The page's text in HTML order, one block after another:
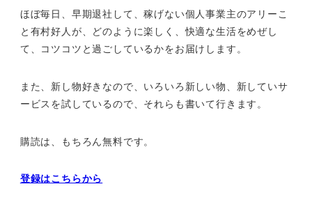
ほぼ毎日、早期退社して、稼げない個人事業主のアリーこ
と有村好人が、どのように楽しく、快適な生活をめぜし
て、 コツコツと過ごしているかをお届けします。
また、新し物好きなので、いろいろ新しい物、 新していサ
ービスを試しているので、それらも書いて行きます。
購読は、もちろん無料です。
登録はこちらから